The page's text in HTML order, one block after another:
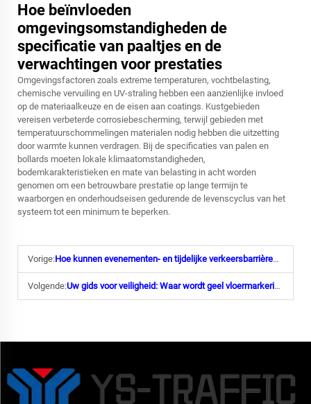
Hoe beïnvloeden
omgevingsomstandigheden de
specificatie van paaltjes en de
verwachtingen voor prestaties
Omgevingsfactoren zoals extreme temperaturen, vochtbelasting,
chemische vervuiling en UV-straling hebben een aanzienlijke invloed
op de materiaalkeuze en de eisen aan coatings. Kustgebieden
vereisen verbeterde corrosiebescherming, terwijl gebieden met
temperatuurschommelingen materialen nodig hebben die uitzetting
door warmte kunnen verdragen. Bij de specificaties van palen en
bollards moeten lokale klimaatomstandigheden,
bodemkarakteristieken en mate van belasting in acht worden
genomen om een betrouwbare prestatie op lange termijn te
waarborgen en onderhoudseisen gedurende de levenscyclus van het
systeem tot een minimum te beperken.
Vorige:Hoe kunnen evenementen- en tijdelijke verkeersbarrières veilig worden ingezet om mensenmassa's en werkzones te beheren?
Volgende:Uw gids voor veiligheid: Waar wordt geel vloermarkeringstaal voor gebruikt?